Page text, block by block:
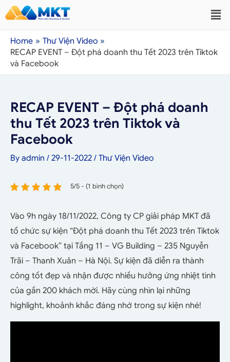
Home
Thư Viện Video
RECAP EVENT – Đột phá doanh thu Tết 2023 trên Tiktok
và Facebook
RECAP EVENT – Đột phá doanh
thu Tết 2023 trên Tiktok và
Facebook
By admin / 29-11-2022 / Thư Viện Video
5/5 - (1 bình chọn)
Vào 9h ngày 18/11/2022, Công ty CP giải pháp MKT đã
tổ chức sự kiện “Đột phá doanh thu Tết 2023 trên Tiktok
và Facebook” tại Tầng 11 – VG Building – 235 Nguyễn
Trãi – Thanh Xuân – Hà Nội. Sự kiện đã diễn ra thành
công tốt đẹp và nhận được nhiều hưởng ứng nhiệt tình
của gần 200 khách mời. Hãy cùng nhìn lại những
highlight, khoảnh khắc đáng nhớ trong sự kiện nhé!